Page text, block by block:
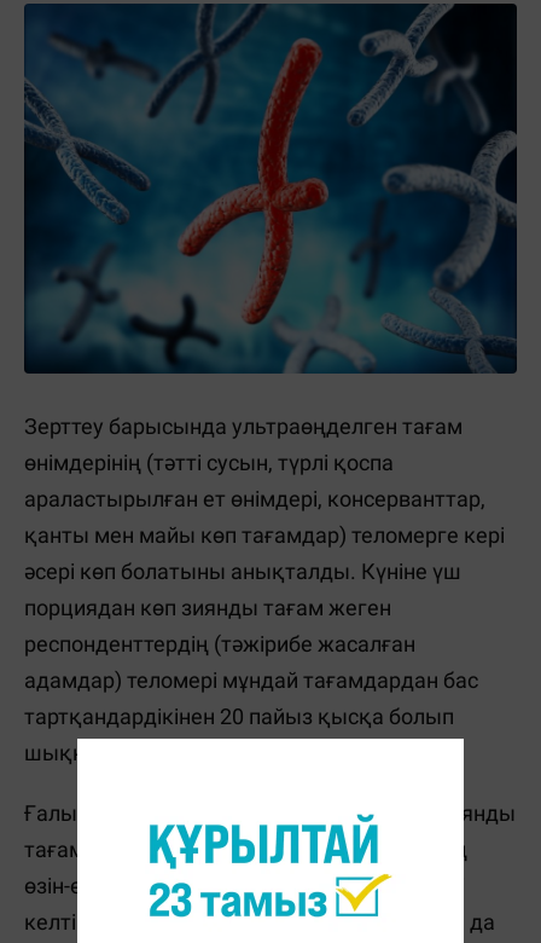
Зерттеу барысында ультраөңделген тағам
өнімдерінің (тәтті сусын, түрлі қоспа
араластырылған ет өнімдері, консерванттар,
қанты мен майы көп тағамдар) теломерге кері
әсері көп болатыны анықталды. Күніне үш
порциядан көп зиянды тағам жеген
респонденттердің (тәжірибе жасалған
адамдар) теломері мұндай тағамдардан бас
тартқандардікінен 20 пайыз қысқа болып
шыққан.
Ғалымдардың айтуынша, ағзаға түскен зиянды
тағам адам иммунитетін әлсіретіп, ағзаның
өзін-өзі қалпына келтіру қабілетіне кедергі
келтіреді.Ал жасуша жаңармаған соң, ағза да